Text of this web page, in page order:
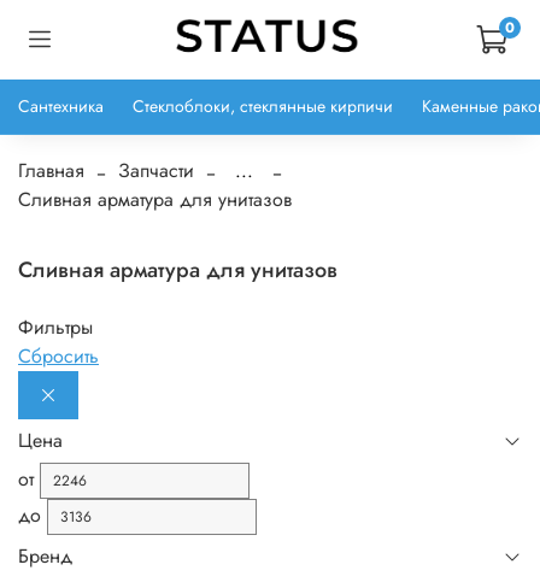
0
Сантехника Стеклоблоки, стеклянные кирпичи Каменные
Главная Запчасти
...
Сливная арматура для унитазов
Сливная арматура для унитазов
Фильтры
Сбросить
Цена
от
до
Бренд